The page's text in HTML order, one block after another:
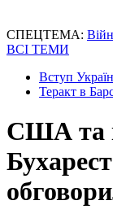
СПЕЦТЕМА:
ВСІ ТЕМИ
Вступ
Теракт в
США та